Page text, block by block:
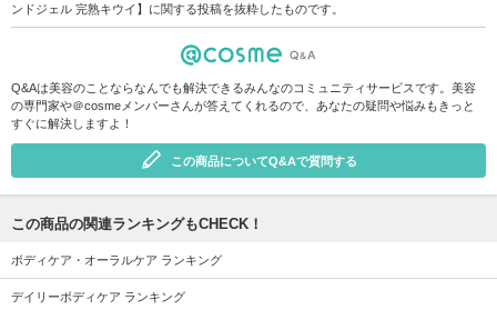
ンドジェル 完熟キウイ】に関する投稿を抜粋したものです。
Q&Aは美容のことならなんでも解決できるみんなのコミュニティサービスです。美容
の専門家や＠cosmeメンバーさんが答えてくれるので、あなたの疑問や悩みもきっと
すぐに解決しますよ！
この商品についてQ&Aで質問する
この商品の関連ランキングもCHECK！
ボディケア・オーラルケア ランキング
デイリーボディケア ランキング